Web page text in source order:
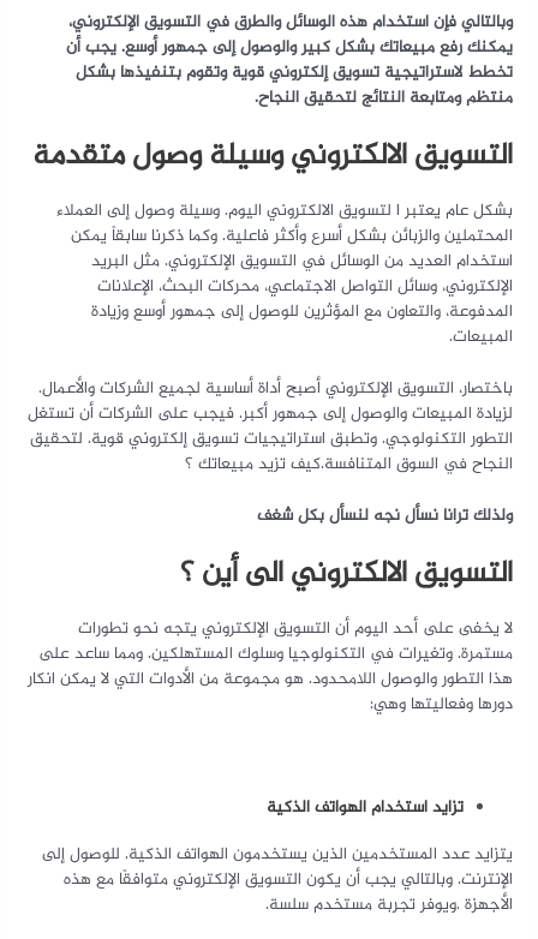
وبالتالي فإن استخدام هذه الوسائل والطرق في التسويق الإلكتروني،
يمكنك رفع مبيعاتك بشكل كبير والوصول إلى جمهور أوسع. يجب أن
تخطط لاستراتيجية تسويق إلكتروني قوية وتقوم بتنفيذها بشكل
منتظم ومتابعة النتائج لتحقيق النجاح.
التسويق الالكتروني وسيلة وصول متقدمة
بشكل عام يعتبر ا لتسويق الالكتروني اليوم. وسيلة وصول إلى العملاء
المحتملين والزبائن بشكل أسرع وأكثر فاعلية. وكما ذكرنا سابقاً يمكن
استخدام العديد من الوسائل في التسويق الإلكتروني. مثل البريد
الإلكتروني، وسائل التواصل الاجتماعي، محركات البحث، الإعلانات
المدفوعة، والتعاون مع المؤثرين للوصول إلى جمهور أوسع وزيادة
المبيعات.
باختصار، التسويق الإلكتروني أصبح أداة أساسية لجميع الشركات والأعمال.
لزيادة المبيعات والوصول إلى جمهور أكبر. فيجب على الشركات أن تستغل
التطور التكنولوجي. وتطبق استراتيجيات تسويق إلكتروني قوية. لتحقيق
النجاح في السوق المتنافسة.كيف تزيد مبيعاتك ؟
ولذلك ترانا نسأل نجه لنسأل بكل شغف
التسويق الالكتروني الى أين ؟
لا يخفى على أحد اليوم أن التسويق الإلكتروني يتجه نحو تطورات
مستمرة. وتغيرات في التكنولوجيا وسلوك المستهلكين. ومما ساعد على
هذا التطور والوصول اللامحدود. هو مجموعة من الأدوات التي لا يمكن انكار
دورها وفعاليتها وهي:
تزايد استخدام الهواتف الذكية
يتزايد عدد المستخدمين الذين يستخدمون الهواتف الذكية. للوصول إلى
الإنترنت. وبالتالي يجب أن يكون التسويق الإلكتروني متوافقًا مع هذه
الأجهزة .ويوفر تجربة مستخدم سلسة.